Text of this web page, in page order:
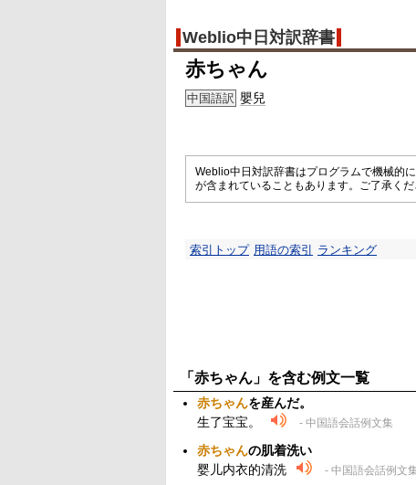
Weblio中日対訳辞書
赤ちゃん
中国語訳 嬰兒
Weblio中日対訳辞書はプログラムで機械的
が含まれていることもあります。ご了承くだ
索引トップ 用語の索引 ランキング
「赤ちゃん」を含む例文一覧
赤ちゃんを産んだ。
生了宝宝。
- 中国語会話例文集
赤ちゃんの肌着洗い
婴儿内衣的清洗
- 中国語会話例文